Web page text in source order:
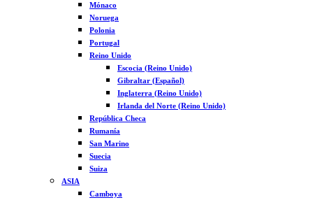
Mónaco
Noruega
Polonia
Portugal
Reino Unido
Escocia (Reino Unido)
Gibraltar (Español)
Inglaterra (Reino Unido)
Irlanda del Norte (Reino Unido)
República Checa
Rumanía
San Marino
Suecia
Suiza
ASIA
Camboya